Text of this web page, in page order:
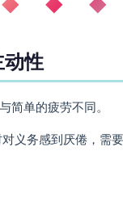
性
简单的疲劳不同。
义务感到厌倦，需要